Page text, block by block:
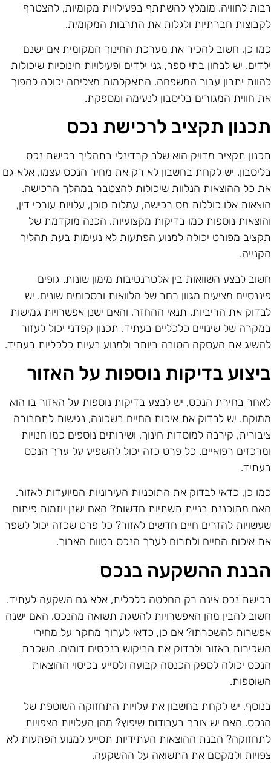
לחוויה. מומלץ להשתתף בפעילויות מקומיות, להצטרף
חברתיות ולגלות את התרבות המקומית.
כן, חשוב להכיר את מערכת החינוך המקומית אם ישנם
יש לבחון בתי ספר, גני ילדים ופעילויות חינוכיות שיכולות
יתרון עבור המשפחה. התאקלמות מצליחה יכולה להפוך
חווית המגורים בליסבון לנעימה ומספקת.
תקציב לרכישת נכס
תקציב מדויק הוא שלב קרדינלי בתהליך רכישת נכס
יש לקחת בחשבון לא רק את מחיר הנכס עצמו, אלא גם
כל ההוצאות הנלוות שיכולות להצטבר במהלך הרכישה.
אלו כוללות מס רכישה, עמלות סוכן, עלויות עורכי דין,
נוספות כמו בדיקות מקצועיות. הכנה מוקדמת של
מפורט יכולה למנוע הפתעות לא נעימות בעת תהליך
לבצע השוואות בין אלטרנטיבות מימון שונות. גופים
מציעים מגוון רחב של הלוואות ובסכומים שונים. יש
את הריביות, תנאי ההחזר, והאם ישנן אפשרויות גמישות
של שינויים כלכליים בעתיד. תכנון קפדני יכול לעזור
את העסקה הטובה ביותר ולמנוע בעיות כלכליות בעתיד.
בדיקות נוספות על האזור
בחירת הנכס, יש לבצע בדיקות נוספות על האזור בו הוא
יש לבדוק את איכות החיים בשכונה, נגישות לתחבורה
קירבה למוסדות חינוך, ושירותים נוספים כמו חנויות
רפואיים. כל פרט כזה יכול להשפיע על ערך הנכס
כן, כדאי לבדוק את התוכניות העירוניות המיועדות לאזור.
מתוכננת בניית תשתיות חדשות? האם ישנן יוזמות פיתוח
להזרים חיים חדשים לאזור? כל פרט שכזה יכול לשפר
איכות החיים ולתרום לערך הנכס בטווח הארוך.
ההשקעה בנכס
נכס אינה רק החלטה כלכלית, אלא גם השקעה לעתיד.
להבין מהן האפשרויות להשגת תשואה מהנכס. האם ישנה
להשכרתו? אם כן, כדאי לערוך מחקר על מחירי
באזור ולבדוק את הביקוש בנכסים דומים. השכרת
יכולה לספק הכנסה קבועה ולסייע בכיסוי ההוצאות
יש לקחת בחשבון את עלויות התחזוקה השוטפת של
האם יש צורך בעבודות שיפוץ? מהן העלויות הצפויות
הבנת ההוצאות העתידיות תסייע למנוע הפתעות לא
ולמקסם את התשואה על ההשקעה.